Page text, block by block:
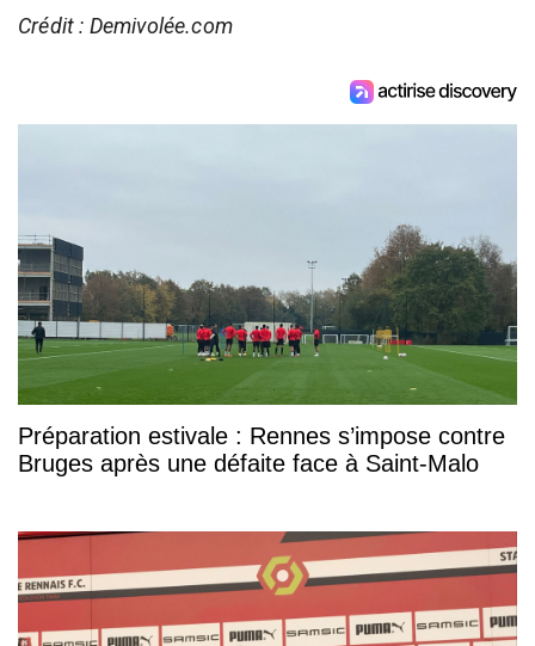
Crédit : Demivolée.com
Préparation estivale : Rennes s’impose contre
Bruges après une défaite face à Saint-Malo